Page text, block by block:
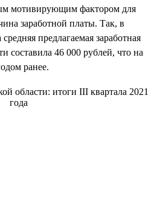
мотивирующим фактором для
заработной платы. Так, в
предлагаемая заработная
составила 46 000 рублей, что на
ранее.